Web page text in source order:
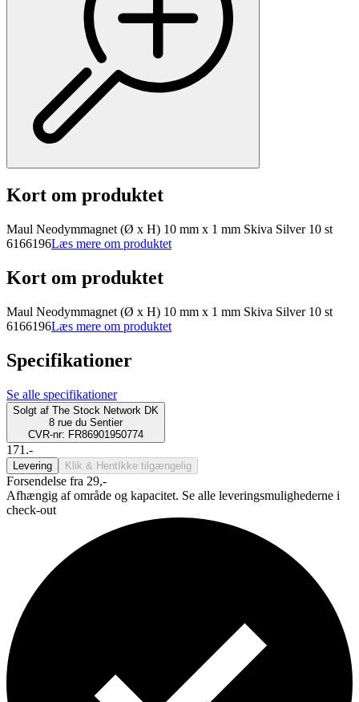
Kort om produktet
Maul Neodymmagnet (Ø x H) 10 mm x 1 mm Skiva Silver 10 st
6166196Læs mere om produktet
Kort om produktet
Maul Neodymmagnet (Ø x H) 10 mm x 1 mm Skiva Silver 10 st
6166196Læs mere om produktet
Specifikationer
Se alle specifikationer
Solgt af The Stock Network DK
8 rue du Sentier
CVR-nr: FR86901950774
171.-
Levering Klik & Hent Ikke tilgængelig
Forsendelse fra 29,-
Afhængig af område og kapacitet. Se alle leveringsmulighederne i
check-out